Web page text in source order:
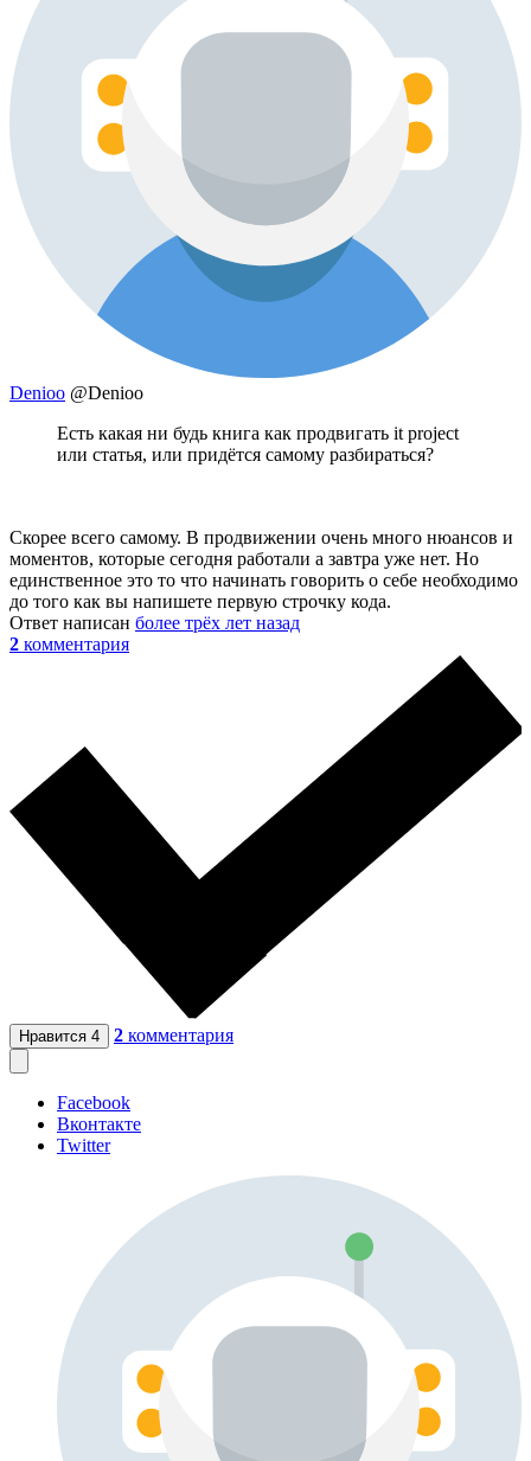
Denioo @Denioo
Есть какая ни будь книга как продвигать it project
или статья, или придётся самому разбираться?
Скорее всего самому. В продвижении очень много нюансов и
моментов, которые сегодня работали а завтра уже нет. Но
единственное это то что начинать говорить о себе необходимо
до того как вы напишете первую строчку кода.
Ответ написан более трёх лет назад
2 комментария
Нравится 4 2 комментария
Facebook
Вконтакте
Twitter